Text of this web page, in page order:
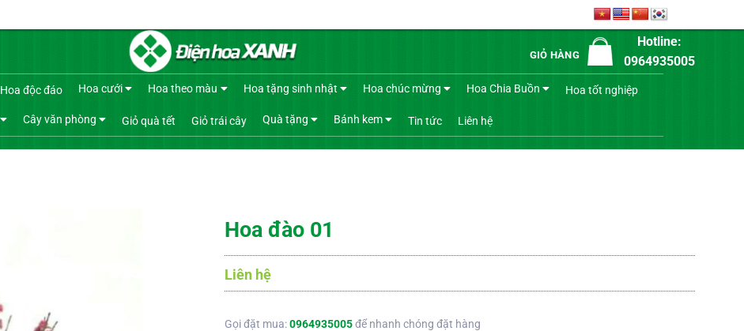
GIỎ HÀNG
Hotline:
0964935005
Hoa độc đáo Hoa cưới Hoa theo màu Hoa tặng sinh nhật Hoa chúc mừng Hoa Chia Buồn Hoa tốt nghiệp
Cây văn phòng Giỏ quà tết Giỏ trái cây Quà tặng Bánh kem Tin tức Liên hệ
Hoa đào 01
Liên hệ
Gọi đặt mua:0964935005để nhanh chóng đặt hàng